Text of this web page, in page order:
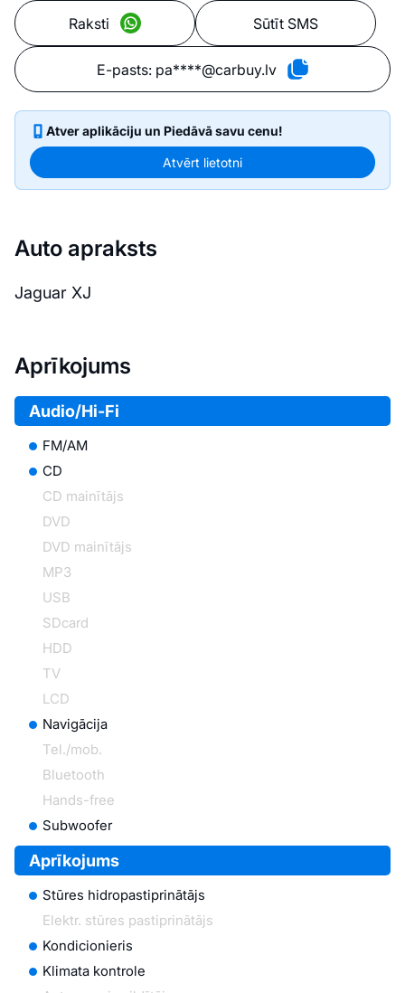
Raksti Sūtīt SMS
E-pasts: pa****@carbuy.lv
Atver aplikāciju un Piedāvā savu cenu!
Atvērt lietotni
Auto apraksts
Jaguar XJ
Aprīkojums
Audio/Hi-Fi
FM/AM
CD
CD mainītājs
DVD
DVD mainītājs
MP3
USB
SDcard
HDD
TV
LCD
Navigācija
Tel./mob.
Bluetooth
Hands-free
Subwoofer
Aprīkojums
Stūres hidropastiprinātājs
Elektr. stūres pastiprinātājs
Kondicionieris
Klimata kontrole